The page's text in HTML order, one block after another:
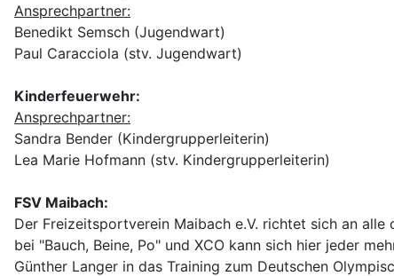
Ansprechpartner:
Benedikt Semsch (Jugendwart)
Paul Caracciola (stv. Jugendwart)
Kinderfeuerwehr:
Ansprechpartner:
Sandra Bender (Kindergrupperleiterin)
Lea Marie Hofmann (stv. Kindergrupperleiterin)
FSV Maibach:
Der Freizeitsportverein Maibach e.V. richtet sich an
bei "Bauch, Beine, Po" und XCO kann sich hier jeder
Günther Langer in das Training zum Deutschen